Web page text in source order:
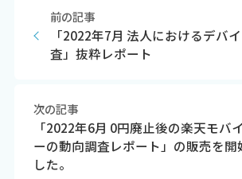
前の記事
「2022年7月 法人におけるデバ
査」抜粋レポート
次の記事
「2022年6月 0円廃止後の楽天モバ
ーの動向調査レポート」の販売を開
した。